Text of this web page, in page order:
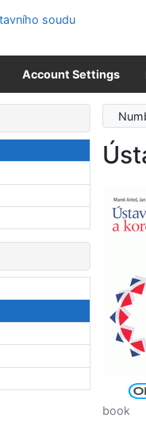
Account Settings
book